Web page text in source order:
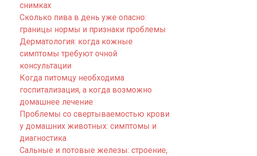
снимках
Сколько пива в день уже опасно:
границы нормы и признаки проблемы
Дерматология: когда кожные
симптомы требуют очной
консультации
Когда питомцу необходима
госпитализация, а когда возможно
домашнее лечение
Проблемы со свертываемостью крови
у домашних животных: симптомы и
диагностика
Сальные и потовые железы: строение,